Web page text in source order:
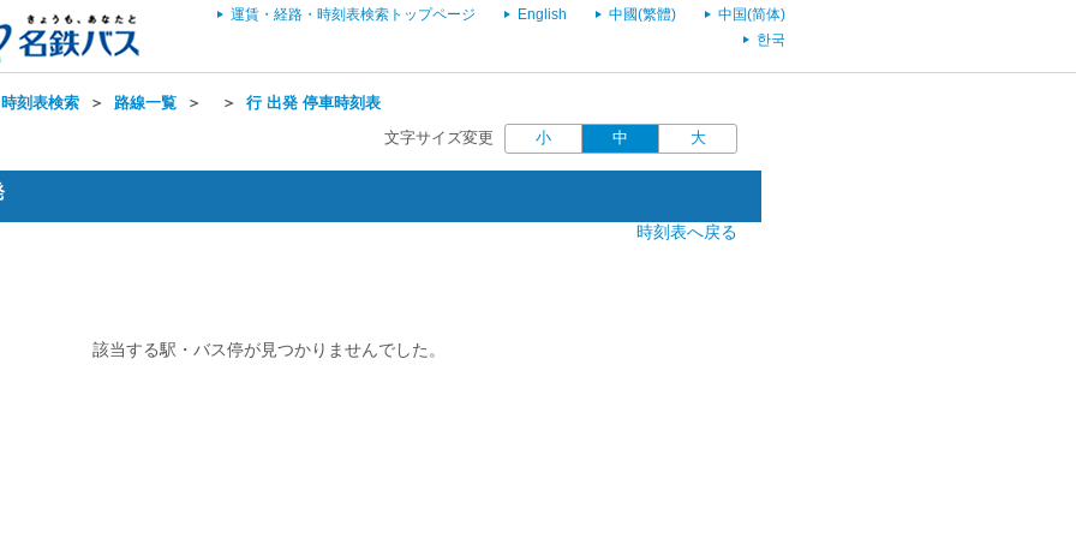
運賃・経路・時刻表検索トップページ English 中國(繁體)
中国(简体)
한국
刻表検索 ＞ 路線一覧 ＞ ＞ 行 出発 停車時刻表
文字サイズ変更 小 中 大
時刻表へ戻る
該当する駅・バス停が見つかりませんでした。